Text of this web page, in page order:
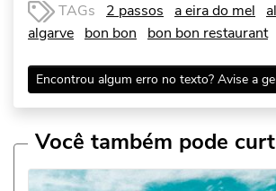
TAGs 2 passos a eira do mel
algarve bon bon bon bon restaurant
Encontrou algum erro no texto? Avise a
Você também pode